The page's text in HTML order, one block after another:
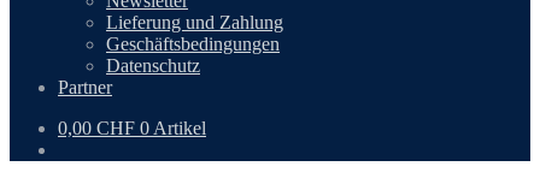
Lieferung und Zahlung
Geschäftsbedingungen
Datenschutz
Partner
0,00 CHF 0 Artikel